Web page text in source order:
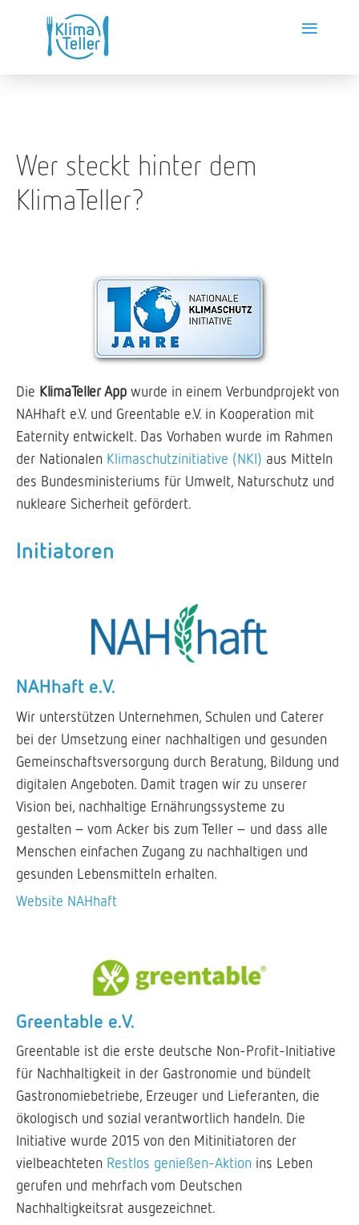
≡
Wer steckt hinter dem
KlimaTeller?
Die KlimaTellerAppwurde in einem Verbundprojekt von
NAHhaft e.V. und Greentable e.V. in Kooperation mit
Eaternity entwickelt. Das Vorhaben wurde im Rahmen
der Nationalen Klimaschutzinitiative (NKI) aus Mitteln
des Bundesministeriums für Umwelt, Naturschutz und
nukleare Sicherheit gefördert.
Initiatoren
NAHhaft e.V.
Wir unterstützen Unternehmen, Schulen und Caterer
bei der Umsetzung einer nachhaltigen und gesunden
Gemeinschaftsversorgung durch Beratung, Bildung und
digitalen Angeboten. Damit tragen wir zu unserer
Vision bei, nachhaltige Ernährungssysteme zu
gestalten – vom Acker bis zum Teller – und dass alle
Menschen einfachen Zugang zu nachhaltigen und
gesunden Lebensmitteln erhalten.
Website NAHhaft
Greentable e.V.
Greentable ist die erste deutsche Non-Profit-Initiative
für Nachhaltigkeit in der Gastronomie und bündelt
Gastronomiebetriebe, Erzeuger und Lieferanten, die
ökologisch und sozial verantwortlich handeln. Die
Initiative wurde 2015 von den Mitinitiatoren der
vielbeachteten Restlos genießen-Aktion ins Leben
gerufen und mehrfach vom Deutschen
Nachhaltigkeitsrat ausgezeichnet.